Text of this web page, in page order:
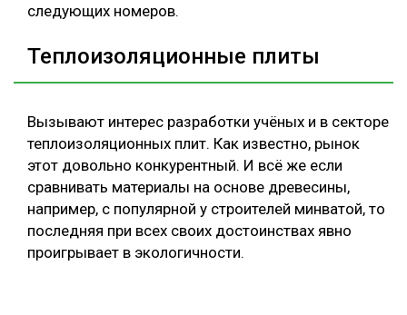
следующих номеров.
Теплоизоляционные плиты
Вызывают интерес разработки учёных и в секторе
теплоизоляционных плит. Как известно, рынок
этот довольно конкурентный. И всё же если
сравнивать материалы на основе древесины,
например, с популярной у строителей минватой, то
последняя при всех своих достоинствах явно
проигрывает в экологичности.